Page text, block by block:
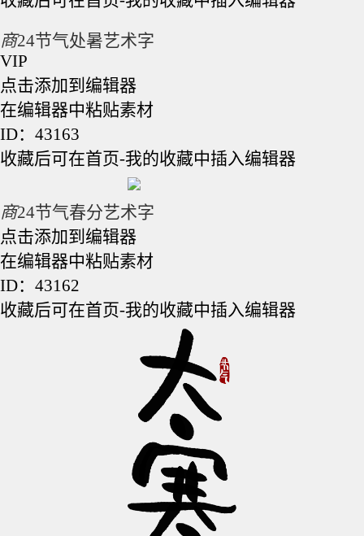
商24节气处暑艺术字
VIP
点击添加到编辑器
在编辑器中粘贴素材
ID：43163
收藏后可在首页-我的收藏中插入编辑器
商24节气春分艺术字
点击添加到编辑器
在编辑器中粘贴素材
ID：43162
收藏后可在首页-我的收藏中插入编辑器